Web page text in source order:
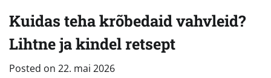
Kuidas teha krõbedaid vahvleid?
Lihtne ja kindel retsept
Posted on 22. mai 2026